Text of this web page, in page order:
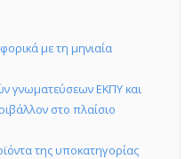
με τη μηνιαία
γνωματεύσεων ΕΚΠΥ και
στο πλαίσιο
της υποκατηγορίας